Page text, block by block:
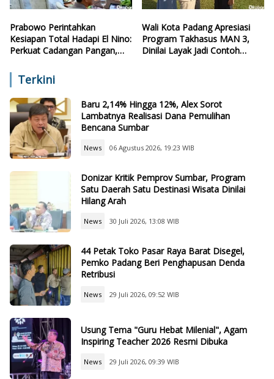
Prabowo Perintahkan
Kesiapan Total Hadapi El Nino:
Perkuat Cadangan Pangan,
Wali Kota Padang Apresiasi
Program Takhasus MAN 3,
Dinilai Layak Jadi Contoh
Terkini
Baru 2,14% Hingga 12%, Alex Sorot
Lambatnya Realisasi Dana Pemulihan
Bencana Sumbar
News 06 Agustus 2026, 19:23 WIB
Donizar Kritik Pemprov Sumbar, Program
Satu Daerah Satu Destinasi Wisata Dinilai
Hilang Arah
News 30 Juli 2026, 13:08 WIB
44 Petak Toko Pasar Raya Barat Disegel,
Pemko Padang Beri Penghapusan Denda
Retribusi
News 29 Juli 2026, 09:52 WIB
Usung Tema "Guru Hebat Milenial", Agam
Inspiring Teacher 2026 Resmi Dibuka
News 29 Juli 2026, 09:39 WIB